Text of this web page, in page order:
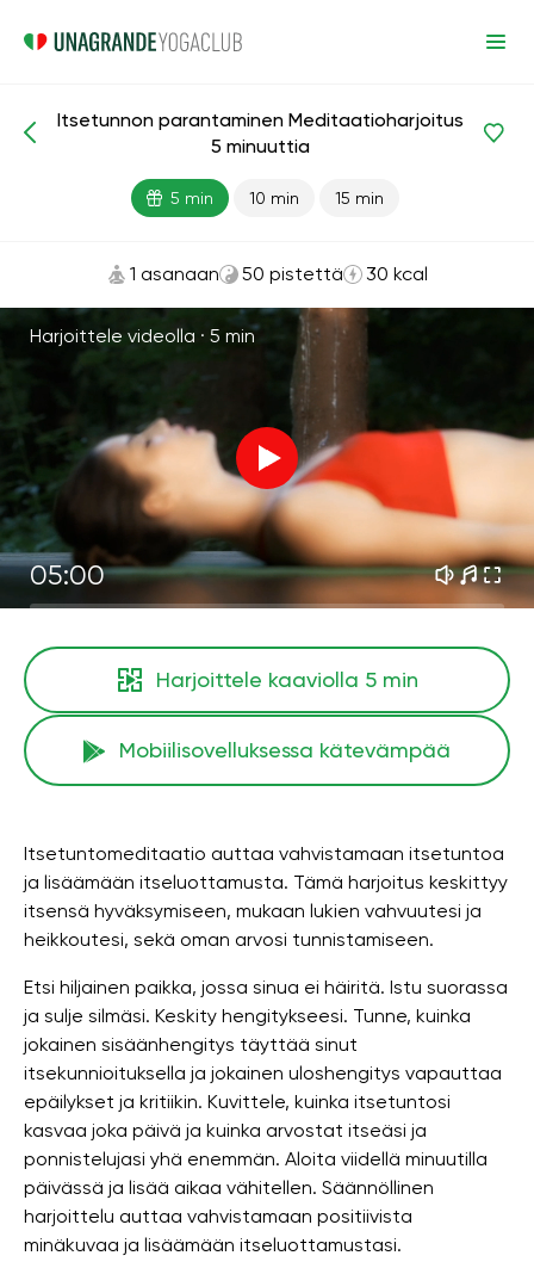
Meditaatiot ja hengitys Itsetunto
Itsetunnon parantaminen Meditaatioharjoitus
5 minuuttia
5 min 10 min 15 min
1 asanaan 50 pistettä 30 kcal
Harjoittele videolla · 5 min
05:00
Harjoittele kaaviolla 5 min
Mobiilisovelluksessa kätevämpää
Itsetuntomeditaatio auttaa vahvistamaan itsetuntoa
ja lisäämään itseluottamusta. Tämä harjoitus keskittyy
itsensä hyväksymiseen, mukaan lukien vahvuutesi ja
heikkoutesi, sekä oman arvosi tunnistamiseen.
Etsi hiljainen paikka, jossa sinua ei häiritä. Istu suorassa
ja sulje silmäsi. Keskity hengitykseesi. Tunne, kuinka
jokainen sisäänhengitys täyttää sinut
itsekunnioituksella ja jokainen uloshengitys vapauttaa
epäilykset ja kritiikin. Kuvittele, kuinka itsetuntosi
kasvaa joka päivä ja kuinka arvostat itseäsi ja
ponnistelujasi yhä enemmän. Aloita viidellä minuutilla
päivässä ja lisää aikaa vähitellen. Säännöllinen
harjoittelu auttaa vahvistamaan positiivista
minäkuvaa ja lisäämään itseluottamustasi.